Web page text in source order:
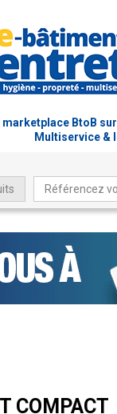
marketplace BtoB
Multiservice &
Référencez
COMPACT